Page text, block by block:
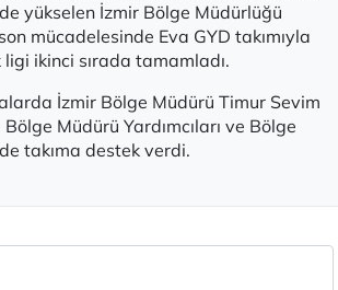
yükselen İzmir Bölge Müdürlüğü
mücadelesinde Eva GYD takımıyla
ikinci sırada tamamladı.
İzmir Bölge Müdürü Timur Sevim
Bölge Müdürü Yardımcıları ve Bölge
takıma destek verdi.